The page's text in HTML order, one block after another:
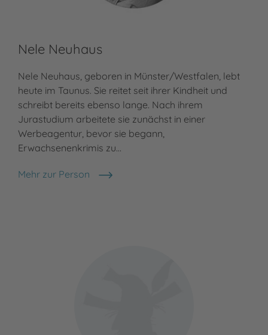
Nele Neuhaus
Nele Neuhaus, geboren in Münster/Westfalen, lebt
heute im Taunus. Sie reitet seit ihrer Kindheit und
schreibt bereits ebenso lange. Nach ihrem
Jurastudium arbeitete sie zunächst in einer
Werbeagentur, bevor sie begann,
Erwachsenenkrimis zu…
Mehr zur Person
Nele Neuhaus